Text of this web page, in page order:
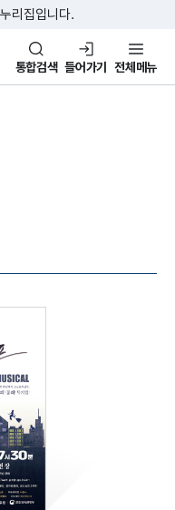
로가기
바로가기
리집입니다.
, 함께 행복
통합검색 들어가기 전체메뉴